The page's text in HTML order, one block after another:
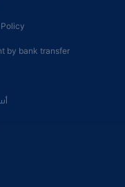
Policy
by bank transfer